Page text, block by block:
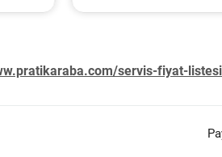
servis-fiyat-listesi